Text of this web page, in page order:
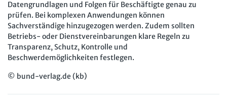
Datengrundlagen und Folgen für Beschäftigte genau zu
prüfen. Bei komplexen Anwendungen können
Sachverständige hinzugezogen werden. Zudem sollten
Betriebs- oder Dienstvereinbarungen klare Regeln zu
Transparenz, Schutz, Kontrolle und
Beschwerdemöglichkeiten festlegen.
© bund-verlag.de (kb)